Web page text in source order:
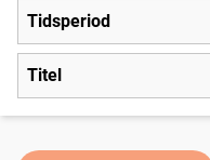
Tidsperiod
Titel